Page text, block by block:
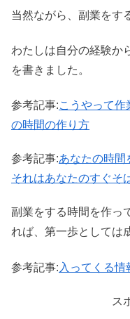
当然ながら、副業をす
わたしは自分の経験か
を書きました。
参考記事:こうやって作
の時間の作り方
参考記事:あなたの時間
それはあなたのすぐそ
副業をする時間を作っ
れば、第一歩としては
参考記事: 入ってくる情
ス